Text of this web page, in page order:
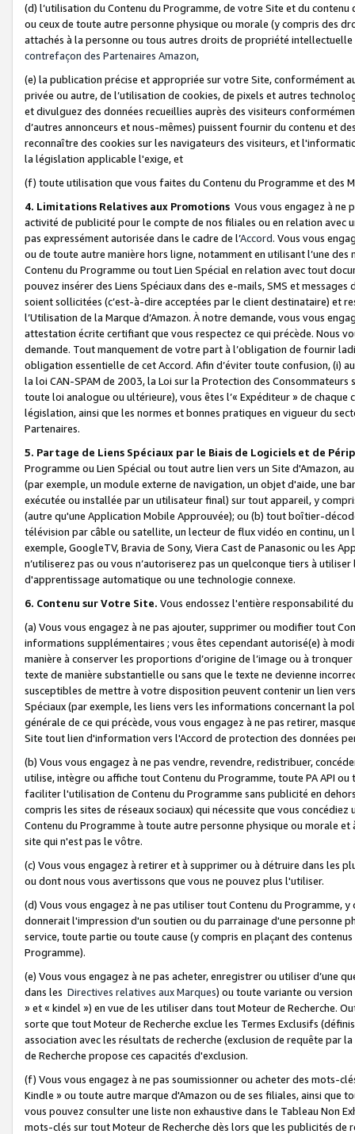
(d) l’utilisation du Contenu du Programme, de votre Site et du
ou ceux de toute autre personne physique ou morale (y compris des
attachés à la personne ou tous autres droits de propriété
contrefaçon des Partenaires Amazon,
(e) la publication précise et appropriée sur votre Site, conformément
privée ou autre, de l’utilisation de cookies, de pixels et autres
et divulguez des données recueillies auprès des visiteurs
d’autres annonceurs et nous-mêmes) puissent fournir du contenu et
reconnaître des cookies sur les navigateurs des visiteurs, et
la législation applicable l'exige, et
(f) toute utilisation que vous faites du Contenu du Programme et des
4. Limitations Relatives aux Promotions Vous vous engagez à ne
activité de publicité pour le compte de nos filiales ou en relation avec
pas expressément autorisée dans le cadre de l’Accord. Vous vous
ou de toute autre manière hors ligne, notamment en utilisant l’une
Contenu du Programme ou tout Lien Spécial en relation avec tout
pouvez insérer des Liens Spéciaux dans des e-mails, SMS et
soient sollicitées (c’est-à-dire acceptées par le client destinataire) et
l’Utilisation de la Marque d’Amazon. À notre demande, vous vous
attestation écrite certifiant que vous respectez ce qui précède. Nous
demande. Tout manquement de votre part à l’obligation de fournir
obligation essentielle de cet Accord. Afin d’éviter toute confusion, (i)
la loi CAN-SPAM de 2003, la Loi sur la Protection des
toute loi analogue ou ultérieure), vous êtes l’« Expéditeur » de
législation, ainsi que les normes et bonnes pratiques en vigueur du
Partenaires.
5. Partage de Liens Spéciaux par le Biais de Logiciels et de
Programme ou Lien Spécial ou tout autre lien vers un Site d'Amazon,
(par exemple, un module externe de navigation, un objet d'aide, une
exécutée ou installée par un utilisateur final) sur tout appareil, y
(autre qu'une Application Mobile Approuvée); ou (b) tout boîtier-
télévision par câble ou satellite, un lecteur de flux vidéo en continu,
exemple, GoogleTV, Bravia de Sony, Viera Cast de Panasonic ou les
n’utiliserez pas ou vous n’autoriserez pas un quelconque tiers à
d'apprentissage automatique ou une technologie connexe.
6. Contenu sur Votre Site. Vous endossez l'entière responsabilité
(a) Vous vous engagez à ne pas ajouter, supprimer ou modifier tout
informations supplémentaires ; vous êtes cependant autorisé(e) à
manière à conserver les proportions d’origine de l’image ou à
texte de manière substantielle ou sans que le texte ne devienne
susceptibles de mettre à votre disposition peuvent contenir un lien
Spéciaux (par exemple, les liens vers les informations concernant la
générale de ce qui précède, vous vous engagez à ne pas retirer,
Site tout lien d'information vers l'Accord de protection des données
(b) Vous vous engagez à ne pas vendre, revendre, redistribuer,
utilise, intègre ou affiche tout Contenu du Programme, toute PA API
faciliter l'utilisation de Contenu du Programme sans publicité en
compris les sites de réseaux sociaux) qui nécessite que vous
Contenu du Programme à toute autre personne physique ou morale
site qui n'est pas le vôtre.
(c) Vous vous engagez à retirer et à supprimer ou à détruire dans les
ou dont nous vous avertissons que vous ne pouvez plus l'utiliser.
(d) Vous vous engagez à ne pas utiliser tout Contenu du Programme,
donnerait l'impression d'un soutien ou du parrainage d'une personne
service, toute partie ou toute cause (y compris en plaçant des
Programme).
(e) Vous vous engagez à ne pas acheter, enregistrer ou utiliser d’une
dans les Directives relatives aux Marques) ou toute variante ou
» et « kindel ») en vue de les utiliser dans tout Moteur de Recherche.
sorte que tout Moteur de Recherche exclue les Termes Exclusifs
association avec les résultats de recherche (exclusion de requête
de Recherche propose ces capacités d'exclusion.
(f) Vous vous engagez à ne pas soumissionner ou acheter des mots-
Kindle » ou toute autre marque d'Amazon ou de ses filiales, ainsi que
vous pouvez consulter une liste non exhaustive dans le Tableau Non
mots-clés sur tout Moteur de Recherche dès lors que les publicités de